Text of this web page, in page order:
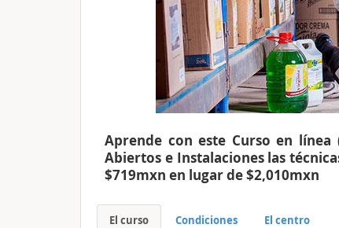
Aprende con este Curso en línea
Abiertos e Instalaciones las
$719mxn en lugar de $2,010mxn
El curso Condiciones El centro